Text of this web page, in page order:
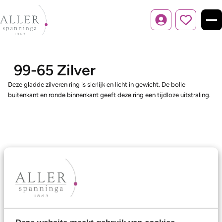
Inloggen
99-65 Zilver
Deze gladde zilveren ring is sierlijk en licht in gewicht. De bolle
buitenkant en ronde binnenkant geeft deze ring een tijdloze uitstraling.
Ons aanbod
Trouwringen
Memoireringen